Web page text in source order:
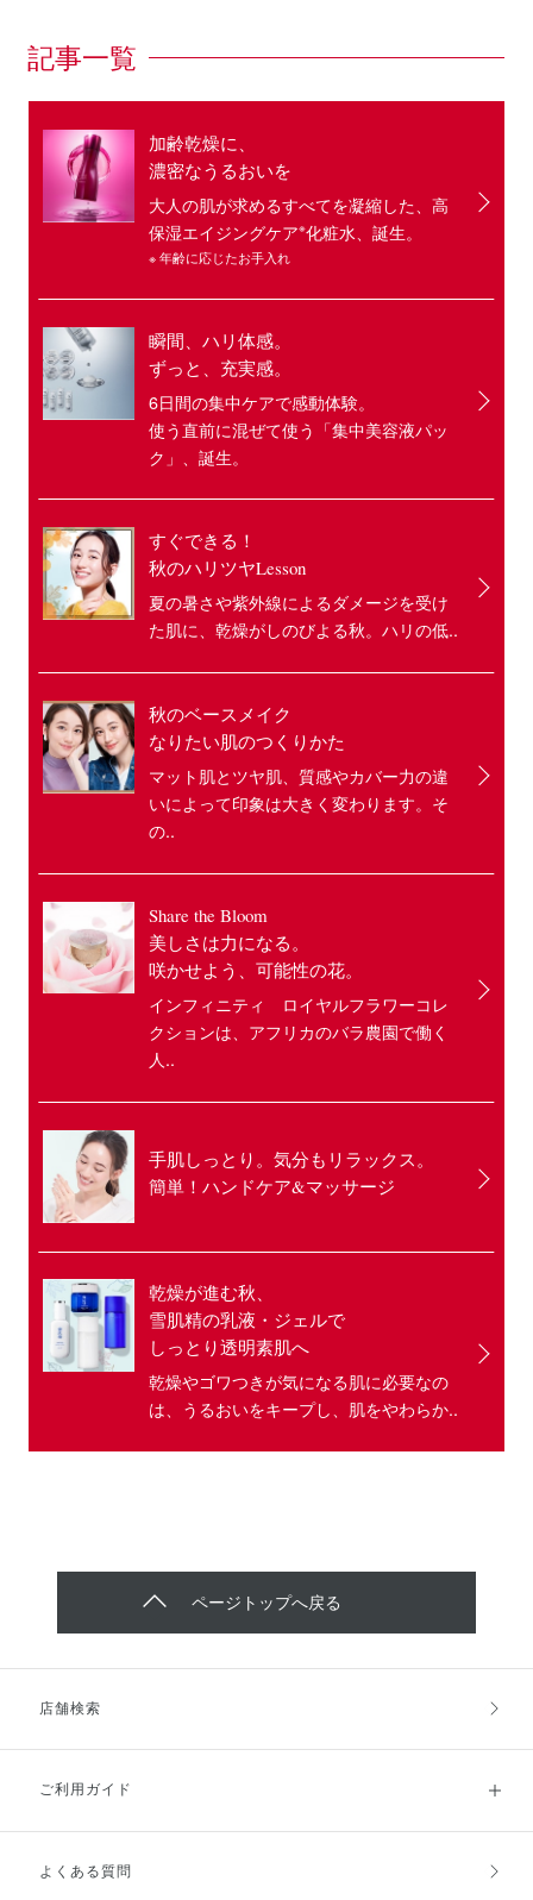
記事一覧
加齢乾燥に、
濃密なうるおいを
大人の肌が求めるすべてを凝縮した、高
保湿エイジングケア※化粧水、誕生。
※ 年齢に応じたお手入れ
瞬間、ハリ体感。
ずっと、充実感。
6日間の集中ケアで感動体験。
使う直前に混ぜて使う「集中美容液パッ
ク」、誕生。
すぐできる！
秋のハリツヤLesson
夏の暑さや紫外線によるダメージを受け
た肌に、乾燥がしのびよる秋。ハリの低..
秋のベースメイク
なりたい肌のつくりかた
マット肌とツヤ肌、質感やカバー力の違
いによって印象は大きく変わります。そ
の..
Share the Bloom
美しさは力になる。
咲かせよう、可能性の花。
インフィニティ ロイヤルフラワーコレ
クションは、アフリカのバラ農園で働く
人..
手肌しっとり。気分もリラックス。
簡単！ハンドケア&マッサージ
乾燥が進む秋、
雪肌精の乳液・ジェルで
しっとり透明素肌へ
乾燥やゴワつきが気になる肌に必要なの
は、うるおいをキープし、肌をやわらか..
ページトップへ戻る
店舗検索
ご利用ガイド
ご利用ガイドトップ
よくある質問